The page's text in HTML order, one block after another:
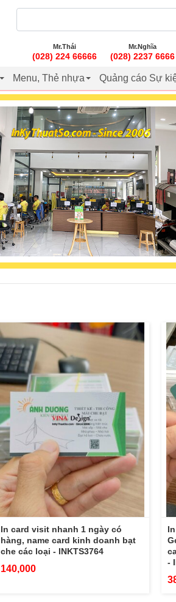
Mr.Thái
(028) 224 66666
Mr.Nghĩa
(028) 2237 6666
Menu, Thẻ nhựa Quảng cáo Sự
In card visit nhanh 1 ngày có
hàng, name card kinh doanh bạt
che các loại - INKTS3764
140,000
-